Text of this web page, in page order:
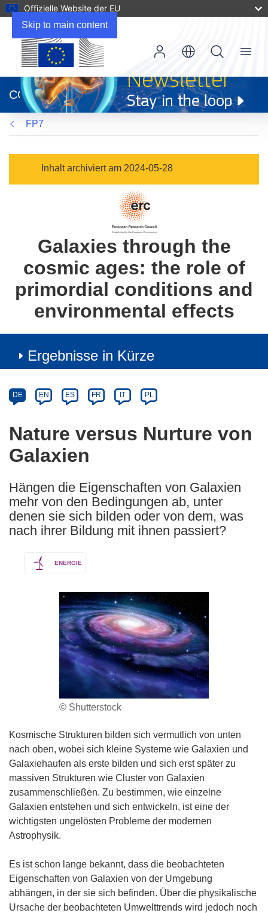
Skip to main content
Offizielle Website der EU
neuem
Fenster)
CORDIS
Menu
FP7
Inhalt archiviert am 2024-05-28
Galaxies through the
cosmic ages: the role of
primordial conditions and
environmental effects
Ergebnisse in Kürze
Category
Article
available
the
following
languages:
DE EN ES FR IT PL
Nature versus Nurture von
Galaxien
Hängen die Eigenschaften von Galaxien
mehr von den Bedingungen ab, unter
denen sie sich bilden oder von dem, was
nach ihrer Bildung mit ihnen passiert?
ENERGIE
© Shutterstock
Kosmische Strukturen bilden sich vermutlich von unten
nach oben, wobei sich kleine Systeme wie Galaxien und
Galaxiehaufen als erste bilden und sich erst später zu
massiven Strukturen wie Cluster von Galaxien
zusammenschließen. Zu bestimmen, wie einzelne
Galaxien entstehen und sich entwickeln, ist eine der
wichtigsten ungelösten Probleme der modernen
Astrophysik.
Es ist schon lange bekannt, dass die beobachteten
Eigenschaften von Galaxien von der Umgebung
abhängen, in der sie sich befinden. Über die physikalische
Ursache der beobachteten Umwelttrends wird jedoch noch